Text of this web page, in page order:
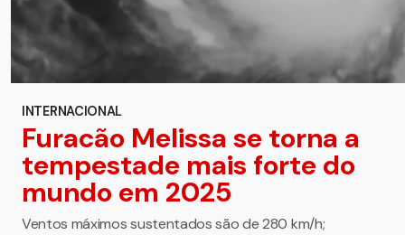
INTERNACIONAL
Furacão Melissa se torna a
tempestade mais forte do
mundo em 2025
Ventos máximos sustentados são de 280 km/h;